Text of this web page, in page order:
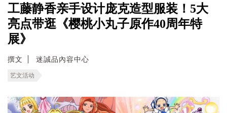
工藤静香亲手设计庞克造型服装！5大
亮点带逛《樱桃小丸子原作40周年特
展》
撰文 迷誠品內容中心
艺文活动